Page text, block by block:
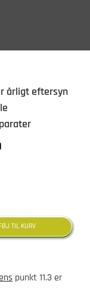
årligt eftersyn
TIL KURV
punkt 11.3 er